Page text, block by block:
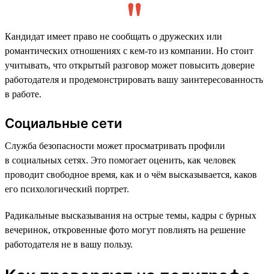
Кандидат имеет право не сообщать о дружеских или
романтических отношениях с кем-то из компании. Но стоит
учитывать, что открытый разговор может повысить доверие
работодателя и продемонстрировать вашу заинтересованность
в работе.
Социальные сети
Служба безопасности может просматривать профили
в социальных сетях. Это помогает оценить, как человек
проводит свободное время, как и о чём высказывается, каков
его психологический портрет.
Радикальные высказывания на острые темы, кадры с бурных
вечеринок, откровенные фото могут повлиять на решение
работодателя не в вашу пользу.